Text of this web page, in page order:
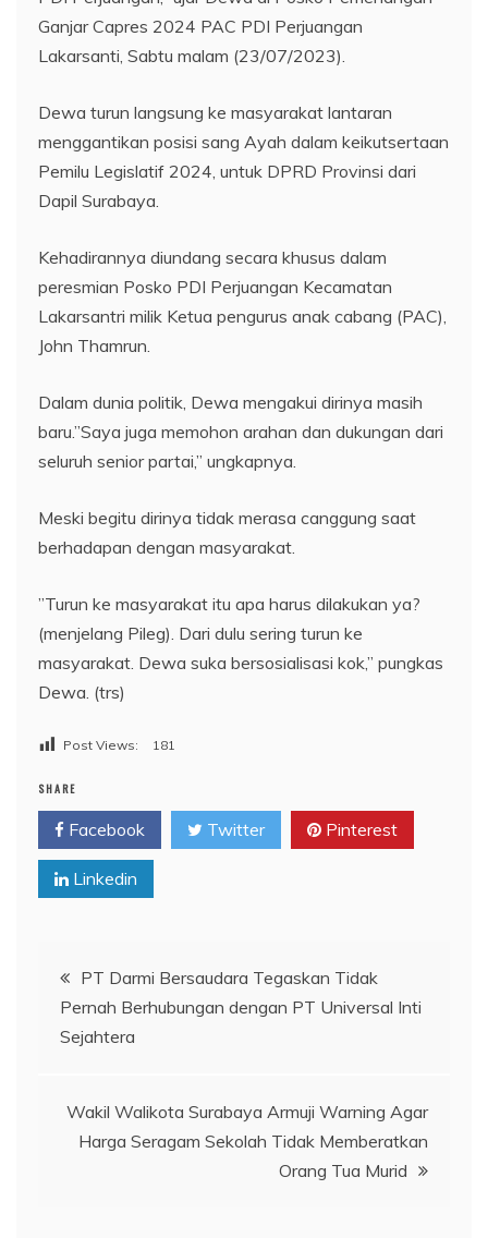
Ganjar Capres 2024 PAC PDI Perjuangan
Lakarsanti, Sabtu malam (23/07/2023).
Dewa turun langsung ke masyarakat lantaran
menggantikan posisi sang Ayah dalam keikutsertaan
Pemilu Legislatif 2024, untuk DPRD Provinsi dari
Dapil Surabaya.
Kehadirannya diundang secara khusus dalam
peresmian Posko PDI Perjuangan Kecamatan
Lakarsantri milik Ketua pengurus anak cabang (PAC),
John Thamrun.
Dalam dunia politik, Dewa mengakui dirinya masih
baru.”Saya juga memohon arahan dan dukungan dari
seluruh senior partai,” ungkapnya.
Meski begitu dirinya tidak merasa canggung saat
berhadapan dengan masyarakat.
”Turun ke masyarakat itu apa harus dilakukan ya?
(menjelang Pileg). Dari dulu sering turun ke
masyarakat. Dewa suka bersosialisasi kok,” pungkas
Dewa. (trs)
Post Views: 181
SHARE
Facebook Twitter Pinterest
Linkedin
Navigasi
pos
PT Darmi Bersaudara Tegaskan Tidak
Pernah Berhubungan dengan PT Universal Inti
Sejahtera
Wakil Walikota Surabaya Armuji Warning Agar
Harga Seragam Sekolah Tidak Memberatkan
Orang Tua Murid